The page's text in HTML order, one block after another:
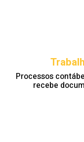
Processos
recebe